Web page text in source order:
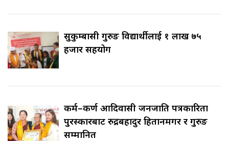
सुकुम्बासी गुरुङ विद्यार्थीलाई १ लाख ७५
हजार सहयोग
कर्म–कर्ण आदिवासी जनजाति पत्रकारिता
पुरस्कारबाट रुद्रबहादुर हितानमगर र गुरुङ
सम्मानित